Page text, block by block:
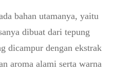
bahan utamanya, yaitu
dibuat dari tepung
dicampur dengan ekstrak
aroma alami serta warna